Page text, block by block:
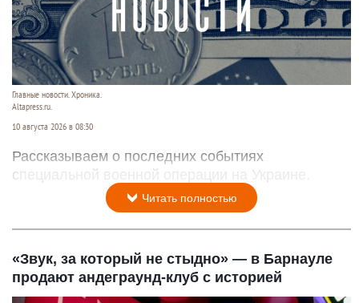
Главные новости. Хроника.
Altapress.ru.
10 августа 2026 в 08:30
Рассказываем о последних событиях
специальной военной операции на Украине.
Читать полностью
«Звук, за который не стыдно» — в Барнауле
продают андеграунд-клуб с историей